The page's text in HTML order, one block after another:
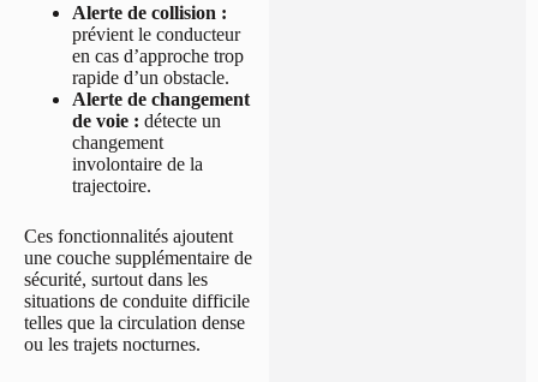
Alerte de collision :
prévient le conducteur
en cas d’approche trop
rapide d’un obstacle.
Alerte de changement
de voie : détecte un
changement
involontaire de la
trajectoire.
Ces fonctionnalités ajoutent
une couche supplémentaire de
sécurité, surtout dans les
situations de conduite difficile
telles que la circulation dense
ou les trajets nocturnes.